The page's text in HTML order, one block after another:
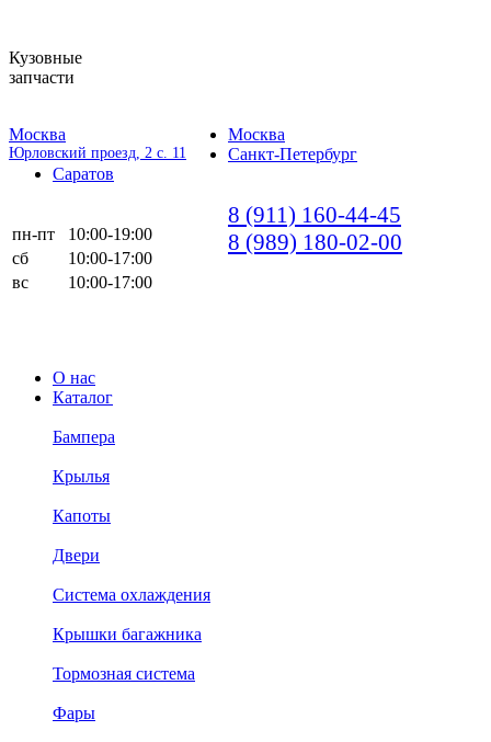
Кузовные
запчасти
Москва
Юрловский проезд, 2 с. 11
Москва
Санкт-Петербург
Саратов
8 (911) 160-44-45
8 (989) 180-02-00
пн-пт
10:00-19:00
сб
10:00-17:00
вс
10:00-17:00
О нас
Каталог
Бампера
Крылья
Капоты
Двери
Система охлаждения
Крышки багажника
Тормозная система
Фары